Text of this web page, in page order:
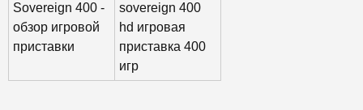
Sovereign 400 -
обзор игровой
приставки
sovereign 400
hd игровая
приставка 400
игр